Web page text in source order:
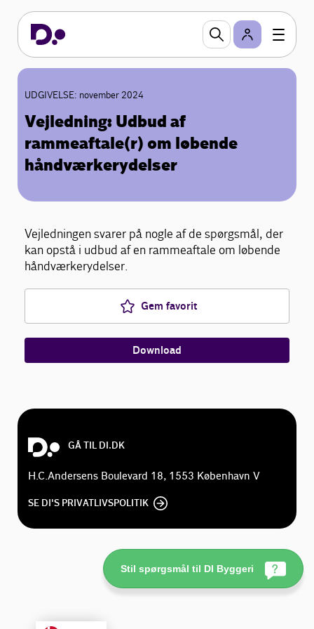
UDGIVELSE: november 2024
Vejledning: Udbud af
rammeaftale(r) om løbende
håndværkerydelser
Vejledningen svarer på nogle af de spørgsmål, der
kan opstå i udbud af en rammeaftale om løbende
håndværkerydelser.
Gem favorit
Download
GÅ TIL DI.DK
H.C.Andersens Boulevard 18, 1553 København V
SE DI'S PRIVATLIVSPOLITIK
Stil spørgsmål til DI Byggeri